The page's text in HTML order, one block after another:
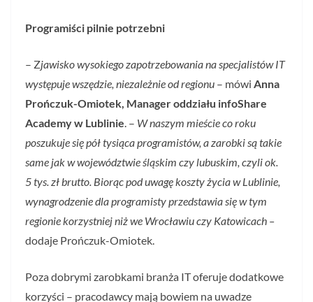
Programiści pilnie potrzebni
– Zjawisko wysokiego zapotrzebowania na specjalistów IT
występuje wszędzie, niezależnie od regionu – mówi Anna
Prończuk-Omiotek, Manager oddziału infoShare
Academy w Lublinie. – W naszym mieścieco roku
poszukuje się pół tysiąca programistów, a zarobki są takie
same jak w województwie śląskim czy lubuskim, czyli ok.
5 tys. zł brutto. Biorąc pod uwagę koszty życia w Lublinie,
wynagrodzenie dla programisty przedstawia się w tym
regionie korzystniej niż we Wrocławiu czy Katowicach –
dodaje Prończuk-Omiotek.
Poza dobrymi zarobkami branża IT oferuje dodatkowe
korzyści – pracodawcy mają bowiem na uwadze